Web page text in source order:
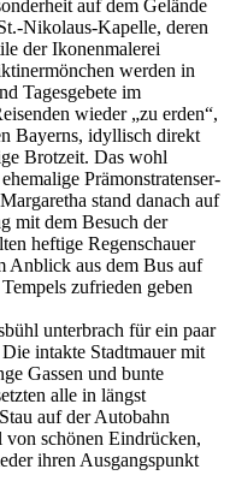
auf dem Gelände
Nikolaus-Kapelle, deren
der Ikonenmalerei
werden in
Tagesgebete im
wieder „zu erden“,
Bayerns, idyllisch direkt
Brotzeit. Das wohl
Prämonstratenser-
stand danach auf
mit dem Besuch der
heftige Regenschauer
Anblick aus dem Bus auf
zufrieden geben
unterbrach für ein paar
intakte Stadtmauer mit
Gassen und bunte
alle in längst
auf der Autobahn
schönen Eindrücken,
ihren Ausgangspunkt